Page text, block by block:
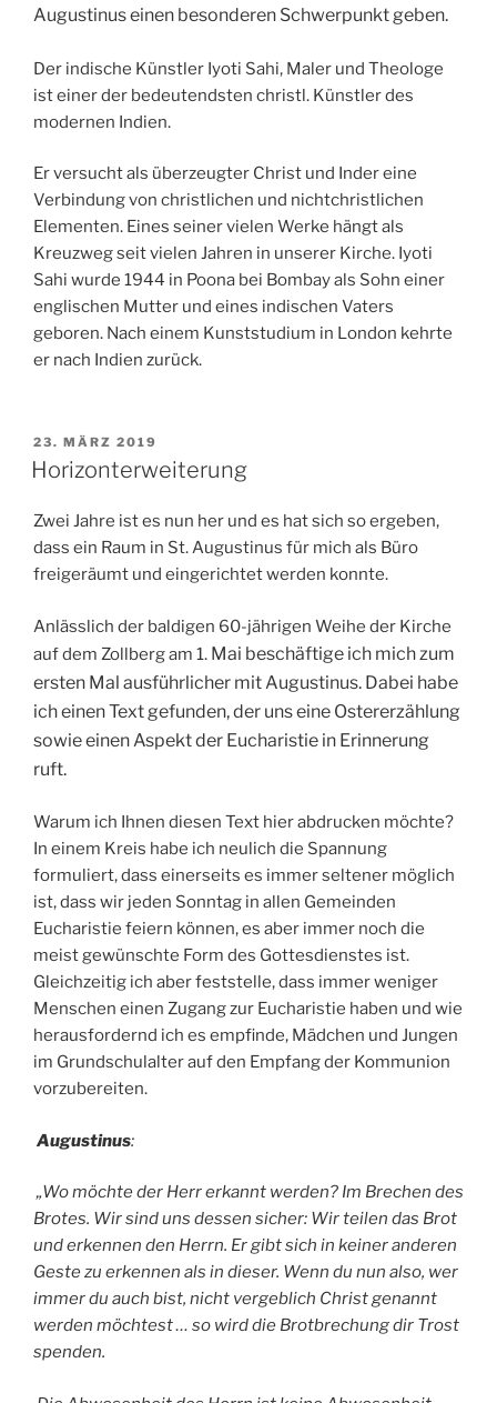
Augustinus einen besonderen Schwerpunkt geben.
Der indische Künstler Iyoti Sahi, Maler und Theologe
ist einer der bedeutendsten christl. Künstler des
modernen Indien.
Er versucht als überzeugter Christ und Inder eine
Verbindung von christlichen und nicht­christlichen
Elementen. Eines seiner vielen Werke hängt als
Kreuzweg seit vielen Jahren in unserer Kirche. Iyoti
Sahi wurde 1944 in Poona bei Bombay als Sohn einer
englischen Mutter und eines indischen Vaters
geboren. Nach einem Kunststudium in London kehrte
er nach Indien zurück.
VERÖFFENTLICHT
AM
23. MÄRZ 2019
Horizonterweiterung
Zwei Jahre ist es nun her und es hat sich so ergeben,
dass ein Raum in St. Augustinus für mich als Büro
freigeräumt und eingerichtet werden konnte.
Anlässlich der baldigen 60-jährigen Weihe der Kirche
auf dem Zollberg am 1. Mai beschäftige ich mich zum
ersten Mal ausführlicher mit Augustinus. Dabei habe
ich einen Text gefunden, der uns eine Ostererzählung
sowie einen Aspekt der Eucharistie in Erinnerung
ruft.
Warum ich Ihnen diesen Text hier abdrucken möchte?
In einem Kreis habe ich neulich die Spannung
formuliert, dass einerseits es immer seltener möglich
ist, dass wir jeden Sonntag in allen Gemeinden
Eucharistie feiern können, es aber immer noch die
meist gewünschte Form des Gottesdienstes ist.
Gleichzeitig ich aber feststelle, dass immer weniger
Menschen einen Zugang zur Eucharistie haben und wie
herausfordernd ich es empfinde, Mädchen und Jungen
im Grundschulalter auf den Empfang der Kommunion
vorzubereiten.
Augustinus:
„Wo möchte der Herr erkannt werden? Im Brechen des
Brotes. Wir sind uns dessen sicher: Wir teilen das Brot
und erkennen den Herrn. Er gibt sich in keiner anderen
Geste zu erkennen als in dieser. Wenn du nun also, wer
immer du auch bist, nicht vergeblich Christ genannt
werden möchtest … so wird die Brotbrechung dir Trost
spenden.